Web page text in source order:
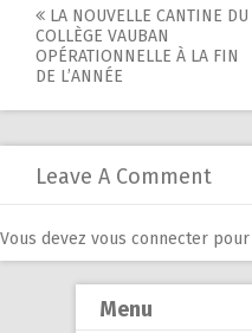
Post
navigation
LA NOUVELLE CANTINE DU
COLLÈGE VAUBAN
OPÉRATIONNELLE À LA FIN
DE L’ANNÉE
Leave A Comment
Vous devez vous connecter
Menu